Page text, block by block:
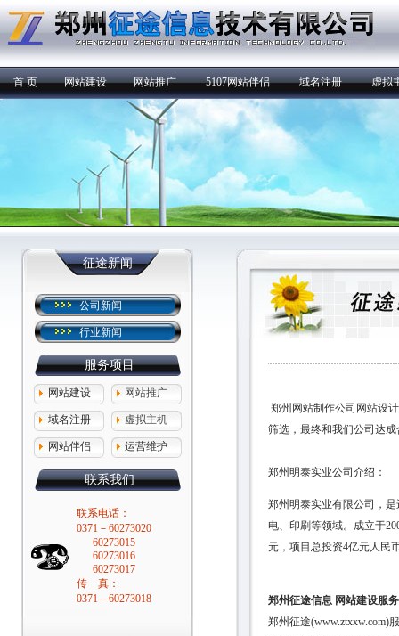
首 页 网站建设 网站推广 5107网站伴侣 域名注册 虚拟
征途新闻
公司新闻
行业新闻
服务项目
网站建设 网站推广
域名注册 虚拟主机
网站伴侣 运营维护
联系我们
联系电话：
0371－60273020
60273015
60273016
60273017
传 真：
0371－60273018
郑州网站制作公司网站设
筛选，最终和我们公司达
郑州明泰实业公司介绍：
郑州明泰实业有限公司，
电、印刷等领域。成立于
元，项目总投资4亿元人民
郑州征途信息 网站建设服
郑州征途(www.ztxxw.com)